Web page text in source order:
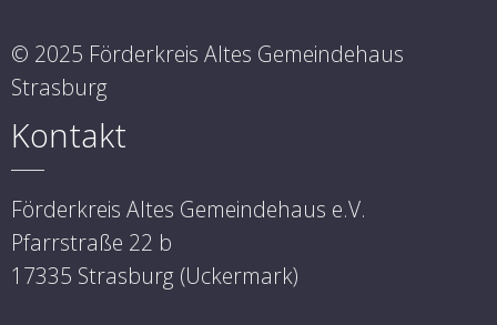
© 2025 Förderkreis Altes Gemeindehaus
Strasburg
Kontakt
Förderkreis Altes Gemeindehaus e.V.
Pfarrstraße 22 b
17335 Strasburg (Uckermark)